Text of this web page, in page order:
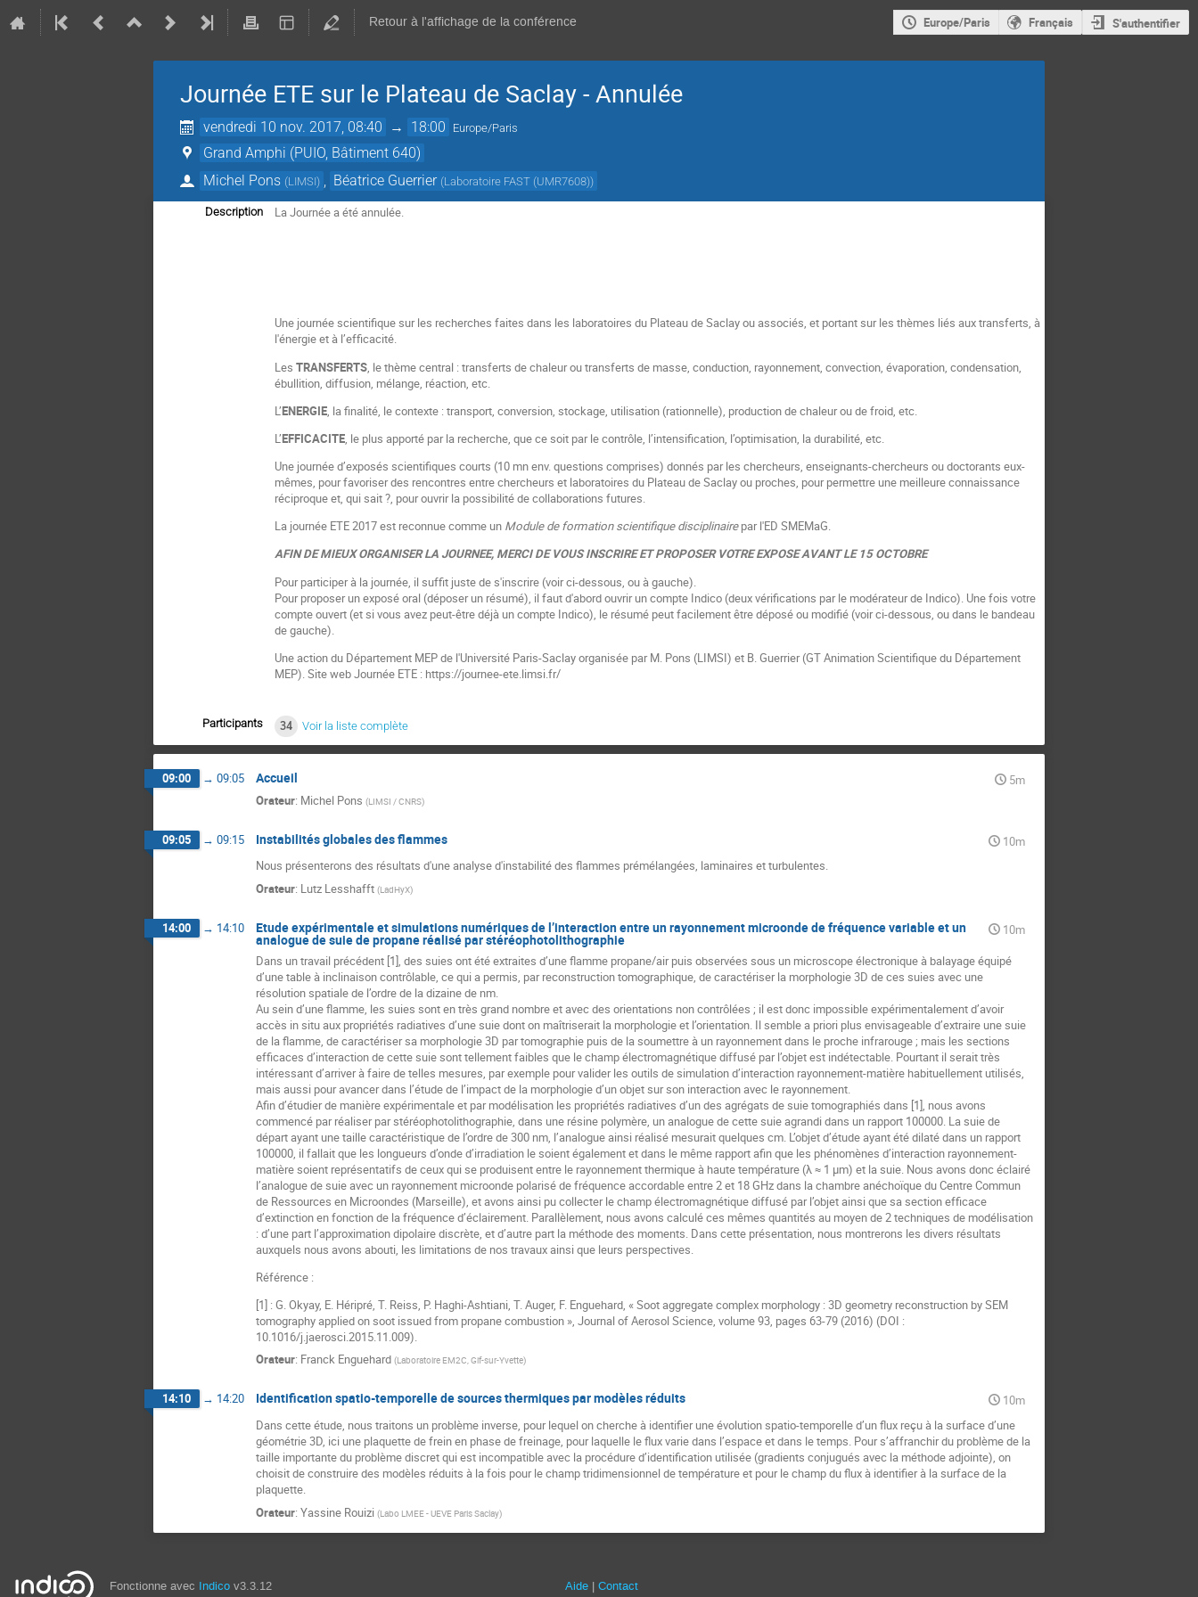
Retour à l'affichage de la conférence Europe/Paris Français S'authentifier
Journée ETE sur le Plateau de Saclay - Annulée
vendredi 10 nov. 2017, 08:40 → 18:00 Europe/Paris
Grand Amphi (PUIO, Bâtiment 640)
Michel Pons (LIMSI) Béatrice Guerrier (Laboratoire FAST (UMR7608))
Description La Journée a été annulée.
Une journée scientifique sur les recherches faites dans les laboratoires du Plateau de Saclay ou associés, et portant sur les thèmes liés aux transferts, à
l'énergie et à l’efficacité.
LesTRANSFERTS , le thème central : transferts de chaleur ou transferts de masse, conduction, rayonnement, convection, évaporation, condensation,
ébullition, diffusion, mélange, réaction, etc.
L’ENERGIE, la finalité, le contexte : transport, conversion, stockage, utilisation (rationnelle), production de chaleur ou de froid, etc.
L’EFFICACITE, le plus apporté par la recherche, que ce soit par le contrôle, l’intensification, l’optimisation, la durabilité, etc.
Une journée d’exposés scientifiques courts (10 mn env. questions comprises) donnés par les chercheurs, enseignants-chercheurs ou doctorants eux-
mêmes, pour favoriser des rencontres entre chercheurs et laboratoires du Plateau de Saclay ou proches, pour permettre une meilleure connaissance
réciproque et, qui sait ?, pour ouvrir la possibilité de collaborations futures.
La journée ETE 2017 est reconnue comme un Module de formation scientifique disciplinairepar l'ED SMEMaG.
AFIN DE MIEUX ORGANISER LA JOURNEE, MERCI DE VOUS INSCRIRE ET PROPOSER VOTRE EXPOSE AVANT LE 15 OCTOBRE
Pour participer à la journée, il suffit juste de s'inscrire (voir ci-dessous, ou à gauche).
Pour proposer un exposé oral (déposer un résumé), il faut d'abord ouvrir un compte Indico (deux vérifications par le modérateur de Indico). Une fois votre
compte ouvert (et si vous avez peut-être déjà un compte Indico), le résumé peut facilement être déposé ou modifié (voir ci-dessous, ou dans le bandeau
de gauche).
Une action du Département MEP de l'Université Paris-Saclay organisée par M. Pons (LIMSI) et B. Guerrier (GT Animation Scientifique du Département
MEP). Site web Journée ETE : https://journee-ete.limsi.fr/
Participants 34 Voir la liste complète
09:00 → 09:05 Accueil
5m
Orateur: Michel Pons (LIMSI / CNRS)
09:05 → 09:15 Instabilités globales des flammes
10m
Nous présenterons des résultats d'une analyse d'instabilité des flammes prémélangées, laminaires et turbulentes.
Orateur: Lutz Lesshafft (LadHyX)
14:00 → 14:10 Etude expérimentale et simulations numériques de l’interaction entre un rayonnement microonde de fréquence variable et un
analogue de suie de propane réalisé par stéréophotolithographie
10m
Dans un travail précédent [1], des suies ont été extraites d’une flamme propane/air puis observées sous un microscope électronique à balayage équipé
d’une table à inclinaison contrôlable, ce qui a permis, par reconstruction tomographique, de caractériser la morphologie 3D de ces suies avec une
résolution spatiale de l’ordre de la dizaine de nm.
Au sein d’une flamme, les suies sont en très grand nombre et avec des orientations non contrôlées ; il est donc impossible expérimentalement d’avoir
accès in situ aux propriétés radiatives d’une suie dont on maîtriserait la morphologie et l’orientation. Il semble a priori plus envisageable d’extraire une suie
de la flamme, de caractériser sa morphologie 3D par tomographie puis de la soumettre à un rayonnement dans le proche infrarouge ; mais les sections
efficaces d’interaction de cette suie sont tellement faibles que le champ électromagnétique diffusé par l’objet est indétectable. Pourtant il serait très
intéressant d’arriver à faire de telles mesures, par exemple pour valider les outils de simulation d’interaction rayonnement-matière habituellement utilisés,
mais aussi pour avancer dans l’étude de l’impact de la morphologie d’un objet sur son interaction avec le rayonnement.
Afin d’étudier de manière expérimentale et par modélisation les propriétés radiatives d’un des agrégats de suie tomographiés dans [1], nous avons
commencé par réaliser par stéréophotolithographie, dans une résine polymère, un analogue de cette suie agrandi dans un rapport 100000. La suie de
départ ayant une taille caractéristique de l’ordre de 300 nm, l’analogue ainsi réalisé mesurait quelques cm. L’objet d’étude ayant été dilaté dans un rapport
100000, il fallait que les longueurs d’onde d’irradiation le soient également et dans le même rapport afin que les phénomènes d’interaction rayonnement-
matière soient représentatifs de ceux qui se produisent entre le rayonnement thermique à haute température (λ ≈ 1 µm) et la suie. Nous avons donc éclairé
l’analogue de suie avec un rayonnement microonde polarisé de fréquence accordable entre 2 et 18 GHz dans la chambre anéchoïque du Centre Commun
de Ressources en Microondes (Marseille), et avons ainsi pu collecter le champ électromagnétique diffusé par l’objet ainsi que sa section efficace
d’extinction en fonction de la fréquence d’éclairement. Parallèlement, nous avons calculé ces mêmes quantités au moyen de 2 techniques de modélisation
: d’une part l’approximation dipolaire discrète, et d’autre part la méthode des moments. Dans cette présentation, nous montrerons les divers résultats
auxquels nous avons abouti, les limitations de nos travaux ainsi que leurs perspectives.
Référence :
[1] : G. Okyay, E. Héripré, T. Reiss, P. Haghi-Ashtiani, T. Auger, F. Enguehard, « Soot aggregate complex morphology : 3D geometry reconstruction by SEM
tomography applied on soot issued from propane combustion », Journal of Aerosol Science, volume 93, pages 63-79 (2016) (DOI :
10.1016/j.jaerosci.2015.11.009).
Orateur: Franck Enguehard (Laboratoire EM2C, Gif-sur-Yvette)
14:10 → 14:20 Identification spatio-temporelle de sources thermiques par modèles réduits
10m
Dans cette étude, nous traitons un problème inverse, pour lequel on cherche à identifier une évolution spatio-temporelle d’un flux reçu à la surface d’une
géométrie 3D, ici une plaquette de frein en phase de freinage, pour laquelle le flux varie dans l’espace et dans le temps. Pour s’affranchir du problème de la
taille importante du problème discret qui est incompatible avec la procédure d’identification utilisée (gradients conjugués avec la méthode adjointe), on
choisit de construire des modèles réduits à la fois pour le champ tridimensionnel de température et pour le champ du flux à identifier à la surface de la
plaquette.
Orateur: Yassine Rouizi (Labo LMEE - UEVE Paris Saclay)
Fonctionne avec Indico v3.3.12 Aide Contact